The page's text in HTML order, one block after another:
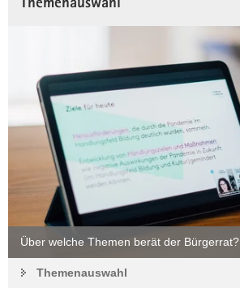
Themenauswahl
Über welche Themen berät der Bürgerrat?
Themenauswahl